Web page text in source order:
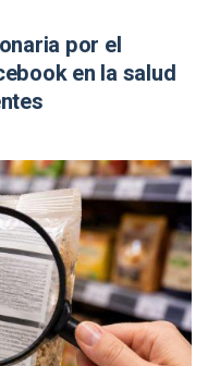
por el
en la salud